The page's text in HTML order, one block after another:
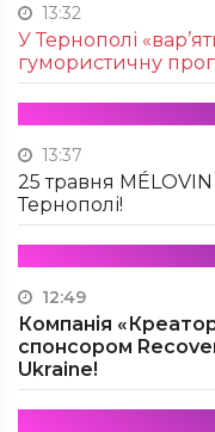
13:32
У Тернополі
гумористичну
13:37
25 травня
Тернополі!
12:49
Компанія
спонсором
Ukraine!